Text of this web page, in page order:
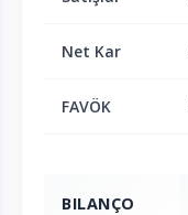
Net Kar
FAVÖK
BILANÇO